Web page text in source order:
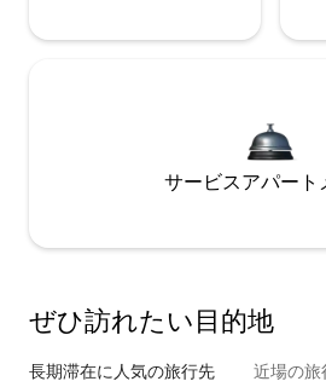
サービスアパート
ぜひ訪⁠れ⁠た⁠い目⁠的⁠地
長期滞在に人気の旅行先 近場の旅